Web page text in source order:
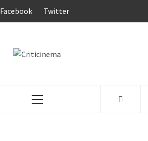
Facebook Twitter
Menú